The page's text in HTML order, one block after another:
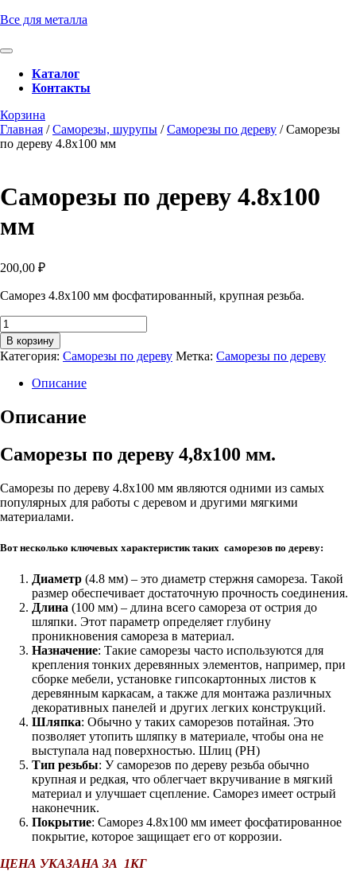
Перейти
содержимому
Все для металла
Кнопка
ОткрытьКаталог
Контакты
Кнопка
Закрыть
Корзина
консультацию
Главная /Саморезы, шурупы /Саморезы по дереву / Саморезы
по дереву 4.8х100 мм
Саморезы по дереву 4.8х100
мм
200,00 ₽
Саморез 4.8х100 мм фосфатированный, крупная резьба.
Количество
товара
Саморезы
по
дереву
4.8х100
мм
В корзину
Категория: Саморезы по дереву Метка: Саморезы по дереву
Описание
Описание
Саморезы по дереву 4,8х100 мм.
Саморезы по дереву 4.8х100 мм являются одними из самых
популярных для работы с деревом и другими мягкими
материалами.
Вот несколько ключевых характеристик таких саморезов по дереву:
Диаметр (4.8 мм) – это диаметр стержня самореза. Такой
размер обеспечивает достаточную прочность соединения.
Длина (100 мм) – длина всего самореза от острия до
шляпки. Этот параметр определяет глубину
проникновения самореза в материал.
Назначение: Такие саморезы часто используются для
крепления тонких деревянных элементов, например, при
сборке мебели, установке гипсокартонных листов к
деревянным каркасам, а также для монтажа различных
декоративных панелей и других легких конструкций.
Шляпка: Обычно у таких саморезов потайная. Это
позволяет утопить шляпку в материале, чтобы она не
выступала над поверхностью. Шлиц (PH)
Тип резьбы: У саморезов по дереву резьба обычно
крупная и редкая, что облегчает вкручивание в мягкий
материал и улучшает сцепление. Саморез имеет острый
наконечник.
Покрытие: Саморез 4.8х100 мм имеет фосфатированное
покрытие, которое защищает его от коррозии.
ЦЕНА УКАЗАНА ЗА 1КГ